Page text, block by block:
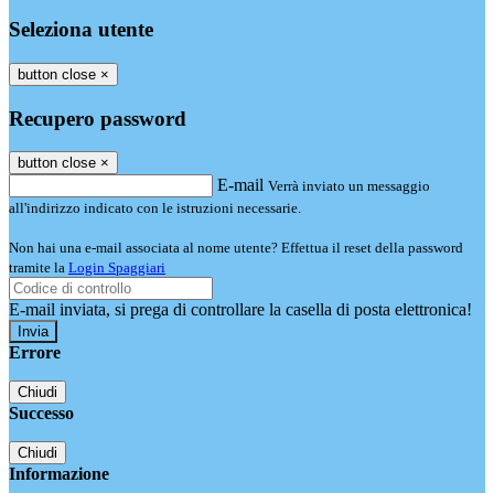
Seleziona utente
button close ×
Recupero password
button close ×
E-mail Verrà inviato un messaggio
all'indirizzo indicato con le istruzioni necessarie.
Non hai una e-mail associata al nome utente? Effettua il reset della password
tramite la Login Spaggiari
E-mail inviata, si prega di controllare la casella di posta elettronica!
Errore
Chiudi
Successo
Chiudi
Informazione